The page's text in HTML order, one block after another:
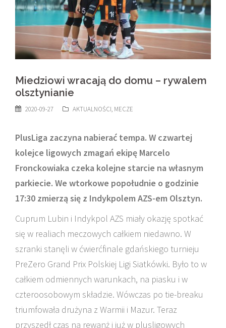
Miedziowi wracają do domu – rywalem
olsztynianie
2020-09-27 AKTUALNOŚCI, MECZE
PlusLiga zaczyna nabierać tempa. W czwartej
kolejce ligowych zmagań ekipę Marcelo
Fronckowiaka czeka kolejne starcie na własnym
parkiecie. We wtorkowe popołudnie o godzinie
17:30 zmierzą się z Indykpolem AZS-em Olsztyn.
Cuprum Lubin i Indykpol AZS miały okazję spotkać
się w realiach meczowych całkiem niedawno. W
szranki stanęli w ćwierćfinale gdańskiego turnieju
PreZero Grand Prix Polskiej Ligi Siatkówki. Było to w
całkiem odmiennych warunkach, na piasku i w
czteroosobowym składzie. Wówczas po tie-breaku
triumfowała drużyna z Warmii i Mazur. Teraz
przyszedł czas na rewanż i już w plusligowych